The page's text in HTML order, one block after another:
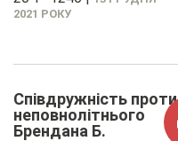
2021 РОКУ
Співдружність проти
неповнолітнього
Брендана Б.